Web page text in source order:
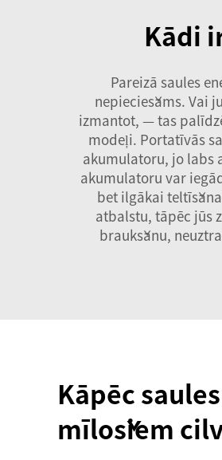
Kādi
Pareizā saules
nepieciešams. Vai
izmantot, — tas
modeļi. Portatīvās
akumulatoru, jo labs
akumulatoru var
bet ilgākai
atbalstu, tāpēc jūs
braukšanu,
Kāpēc
mīlošiem